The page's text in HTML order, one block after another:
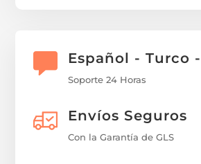
Español - Turco
Soporte 24 Horas
Envíos Seguros
Con la Garantía de GLS